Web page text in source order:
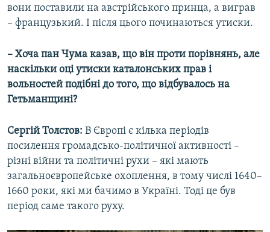
вони поставили на австрійського принца, а виграв
– французький. І після цього починаються утиски.
– Хоча пан Чума казав, що він проти порівнянь, але
наскільки оці утиски каталонських прав і
вольностей подібні до того, що відбувалось на
Гетьманщині?
Сергій Толстов: В Європі є кілька періодів
посилення громадсько-політичної активності –
різні війни та політичні рухи – які мають
загальноєвропейське охоплення, в тому числі 1640–
1660 роки, які ми бачимо в Україні. Тоді це був
період саме такого руху.